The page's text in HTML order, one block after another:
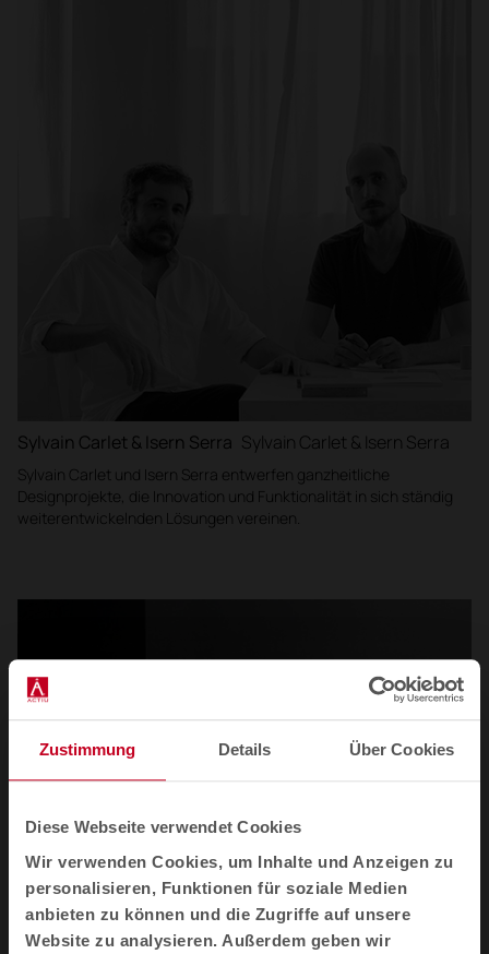
Zustimmung Details Über Cookies
Diese Webseite verwendet Cookies
Wir verwenden Cookies, um Inhalte und Anzeigen zu
personalisieren, Funktionen für soziale Medien
anbieten zu können und die Zugriffe auf unsere
Website zu analysieren. Außerdem geben wir
Sylvain Carlet & Isern Serra Sylvain Carlet & Isern Serra
Sylvain Carlet und Isern Serra entwerfen ganzheitliche
Designprojekte, die Innovation und Funktionalität in sich ständig
weiterentwickelnden Lösungen vereinen.